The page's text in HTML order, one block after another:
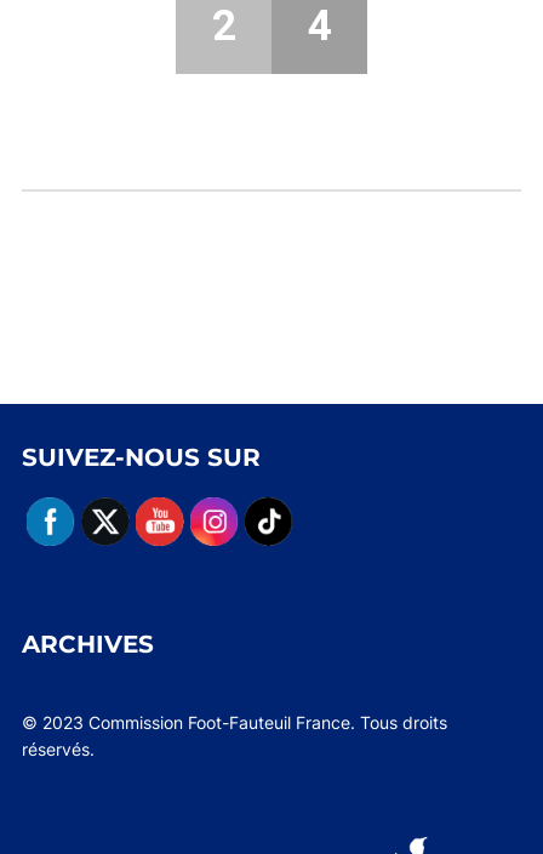
2 4
SUIVEZ-NOUS SUR
ARCHIVES
© 2023 Commission Foot-Fauteuil France. Tous droits
réservés.